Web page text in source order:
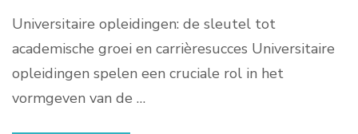
Universitaire opleidingen: de sleutel tot
academische groei en carrièresucces Universitaire
opleidingen spelen een cruciale rol in het
vormgeven van de …